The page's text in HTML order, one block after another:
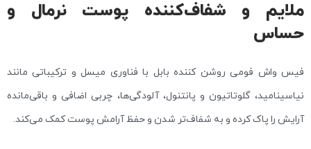
ملایم و شفاف‌کننده پوست نرمال و
حساس
فیس واش فومی روشن کننده بابل با فناوری میسل و ترکیباتی مانند
نیاسینامید، گلوتاتیون و پانتنول، آلودگی‌ها، چربی اضافی و باقی‌مانده
آرایش را پاک کرده و به شفاف‌تر شدن و حفظ آرامش پوست کمک می‌کند.